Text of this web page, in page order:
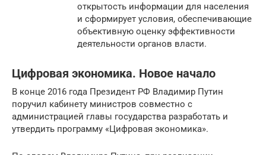
открытость информации для населения
и сформирует условия, обеспечивающие
объективную оценку эффективности
деятельности органов власти.
Цифровая экономика. Новое начало
В конце 2016 года Президент РФ Владимир Путин
поручил кабинету министров совместно с
администрацией главы государства разработать и
утвердить программу «Цифровая экономика».